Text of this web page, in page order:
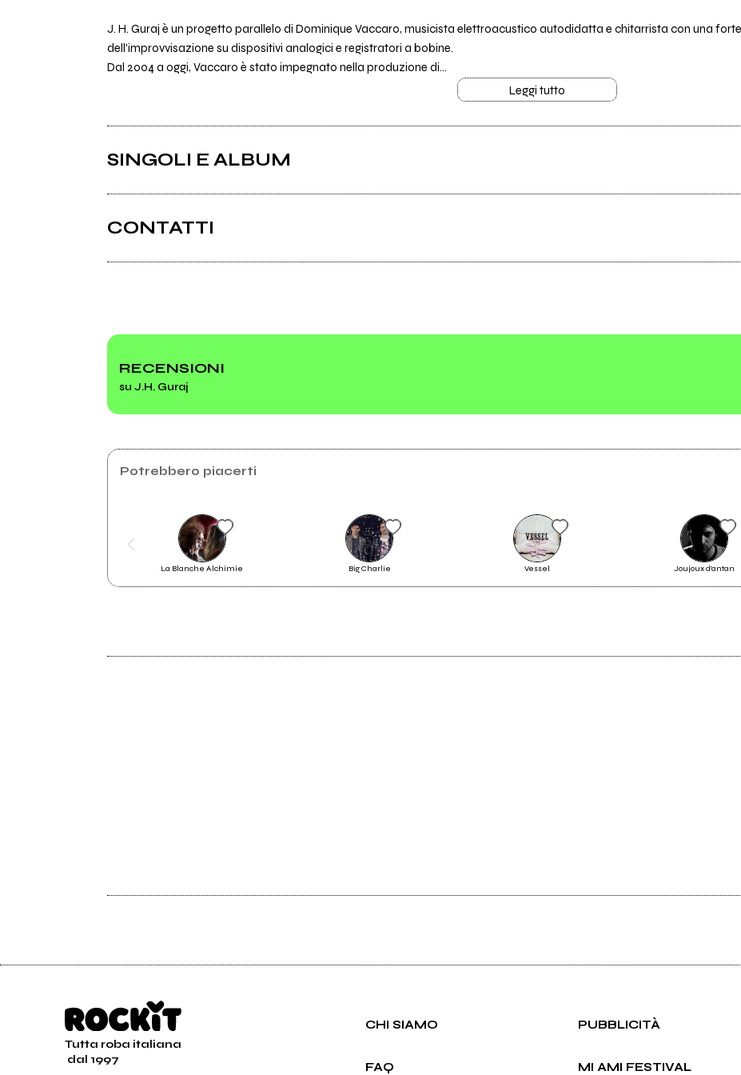
J. H. Guraj è un progetto parallelo di Dominique Vaccaro, musicista elettroacustico autodidatta e chitarrista con una
dell'improvvisazione su dispositivi analogici e registratori a bobine.
Dal 2004 a oggi, Vaccaro è stato impegnato nella produzione di...
Leggi tutto
SINGOLI E ALBUM
2016
Underrated Glances At The Edge
Of Town
CONTATTI
RECENSIONI
su J.H. Guraj
Potrebbero piacerti
La Blanche Alchimie Big Charlie Vessel Joujoux d'antan
Tutta roba italiana
dal 1997
CHI SIAMO PUBBLICITÀ
FAQ MI AMI FESTIVAL